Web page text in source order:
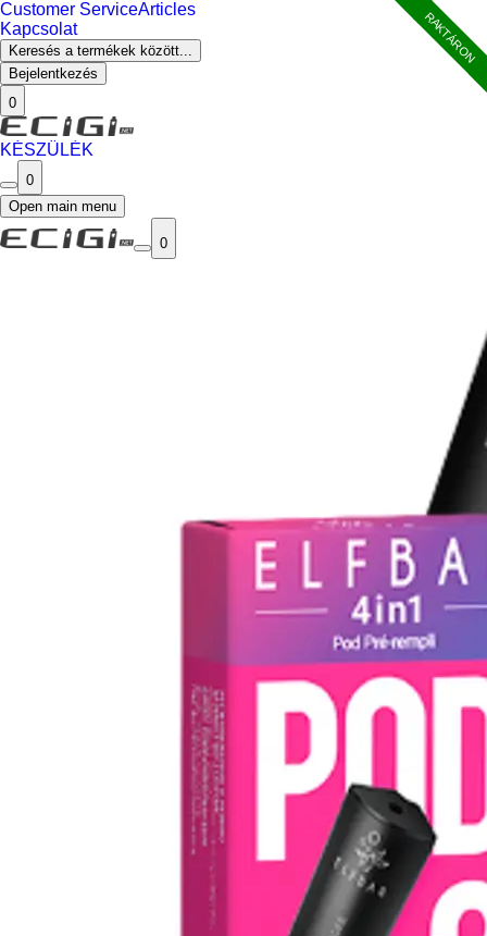
Customer ServiceArticles
Kapcsolat
Keresés a termékek között...
Bejelentkezés
0
KÉSZÜLÉK
0
Open main menu
0
RAKTÁRON